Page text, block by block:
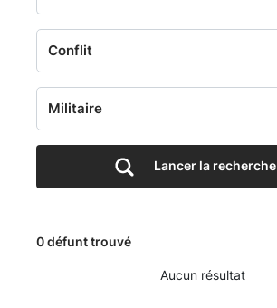
militaires
-
Cimetière
PrincipalLancer la recherche
0 défunt trouvé
Aucun résultat